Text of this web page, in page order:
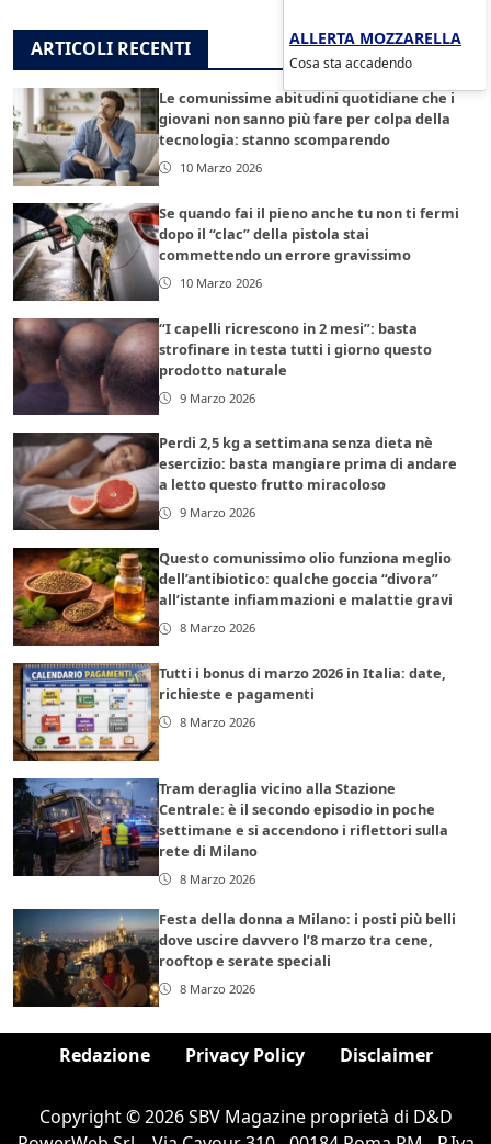
ARTICOLI RECENTI
Le comunissime abitudini quotidiane che i
giovani non sanno più fare per colpa della
tecnologia: stanno scomparendo
10 Marzo 2026
Se quando fai il pieno anche tu non ti fermi
dopo il “clac” della pistola stai
commettendo un errore gravissimo
10 Marzo 2026
“I capelli ricrescono in 2 mesi”: basta
strofinare in testa tutti i giorno questo
prodotto naturale
9 Marzo 2026
Perdi 2,5 kg a settimana senza dieta nè
esercizio: basta mangiare prima di andare
a letto questo frutto miracoloso
9 Marzo 2026
Questo comunissimo olio funziona meglio
dell’antibiotico: qualche goccia “divora”
all’istante infiammazioni e malattie gravi
8 Marzo 2026
Tutti i bonus di marzo 2026 in Italia: date,
richieste e pagamenti
8 Marzo 2026
Tram deraglia vicino alla Stazione
Centrale: è il secondo episodio in poche
settimane e si accendono i riflettori sulla
rete di Milano
8 Marzo 2026
Festa della donna a Milano: i posti più belli
dove uscire davvero l’8 marzo tra cene,
rooftop e serate speciali
8 Marzo 2026
Redazione Privacy Policy Disclaimer
Copyright © 2026 SBV Magazine proprietà di D&D
ALLERTA MOZZARELLA
Cosa sta accadendo